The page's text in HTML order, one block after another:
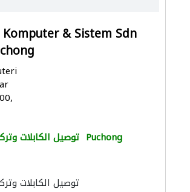
& Sistem Sdn
توصيل الكابلات Puchong
توصيل الكابلات